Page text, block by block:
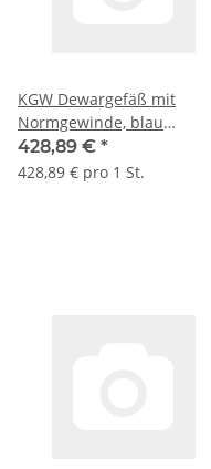
KGW Dewargefäß mit
Normgewinde, blau
beschichtete Alu-Hülle, Typ
GEW 3 II C, 750 ml, GL 45
428,89 € *
428,89 € pro 1 St.